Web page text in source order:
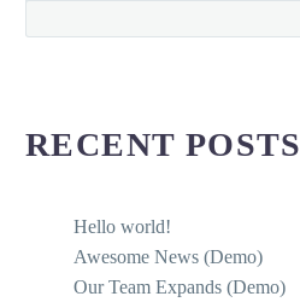
RECENT POSTS
Hello world!
Awesome News (Demo)
Our Team Expands (Demo)